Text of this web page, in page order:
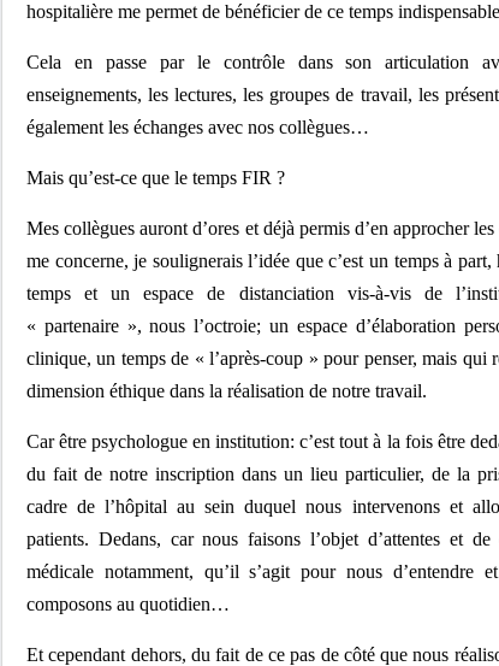
hospitalière me permet de bénéficier de ce temps
Cela en passe par le contrôle dans son articulation
enseignements, les lectures, les groupes de travail, les
également les échanges avec nos collègues…
Mais qu’est-ce que le temps FIR ?
Mes collègues auront d’ores et déjà permis d’en approcher
me concerne, je soulignerais l’idée que c’est un temps à
temps et un espace de distanciation vis-à-vis de
« partenaire », nous l’octroie; un espace d’élaboration
clinique, un temps de « l’après-coup » pour penser, mais qui
dimension éthique dans la réalisation de notre travail.
Car être psychologue en institution: c’est tout à la fois être
du fait de notre inscription dans un lieu particulier, de la
cadre de l’hôpital au sein duquel nous intervenons et
patients. Dedans, car nous faisons l’objet d’attentes et de
médicale notamment, qu’il s’agit pour nous d’entendre
composons au quotidien…
Et cependant dehors, du fait de ce pas de côté que nous